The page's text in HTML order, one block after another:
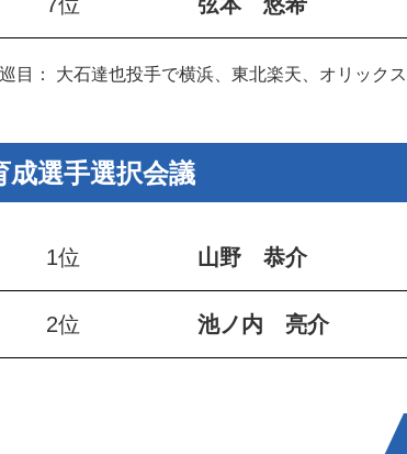
目： 大石達也投手で横浜、東北楽天、オリック
成選手選択会議
1位 山野 恭介
2位 池ノ内 亮介